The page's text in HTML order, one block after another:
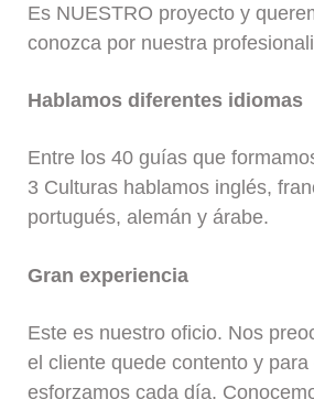
Es NUESTRO proyecto y
conozca por nuestra
Hablamos diferentes idiomas
Entre los 40 guías que
3 Culturas hablamos inglés,
portugués, alemán y árabe.
Gran experiencia
Este es nuestro oficio. Nos
el cliente quede contento y para
esforzamos cada día.